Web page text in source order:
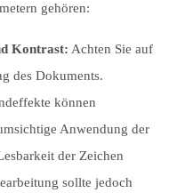
gehören:
Kontrast: Achten Sie auf
des Dokuments.
können
Anwendung der
der Zeichen
sollte jedoch